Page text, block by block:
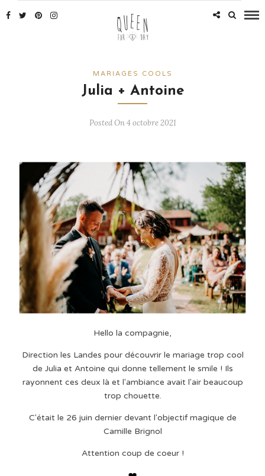
MARIAGES COOLS
Julia + Antoine
Posted On 4 octobre 2021
Hello la compagnie,
Direction les Landes pour découvrir le mariage trop cool
de Julia et Antoine qui donne tellement le smile ! Ils
rayonnent ces deux là et l'ambiance avait l'air beaucoup
trop chouette.
C'était le 26 juin dernier devant l'objectif magique de
Camille Brignol
Attention coup de coeur !